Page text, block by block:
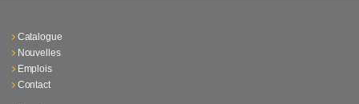
Catalogue
Nouvelles
Emplois
Contact